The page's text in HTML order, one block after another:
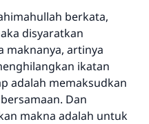
berkata,
disyaratkan
maknanya, artinya
ikatan
adalah memaksudkan
Dan
makna adalah untuk